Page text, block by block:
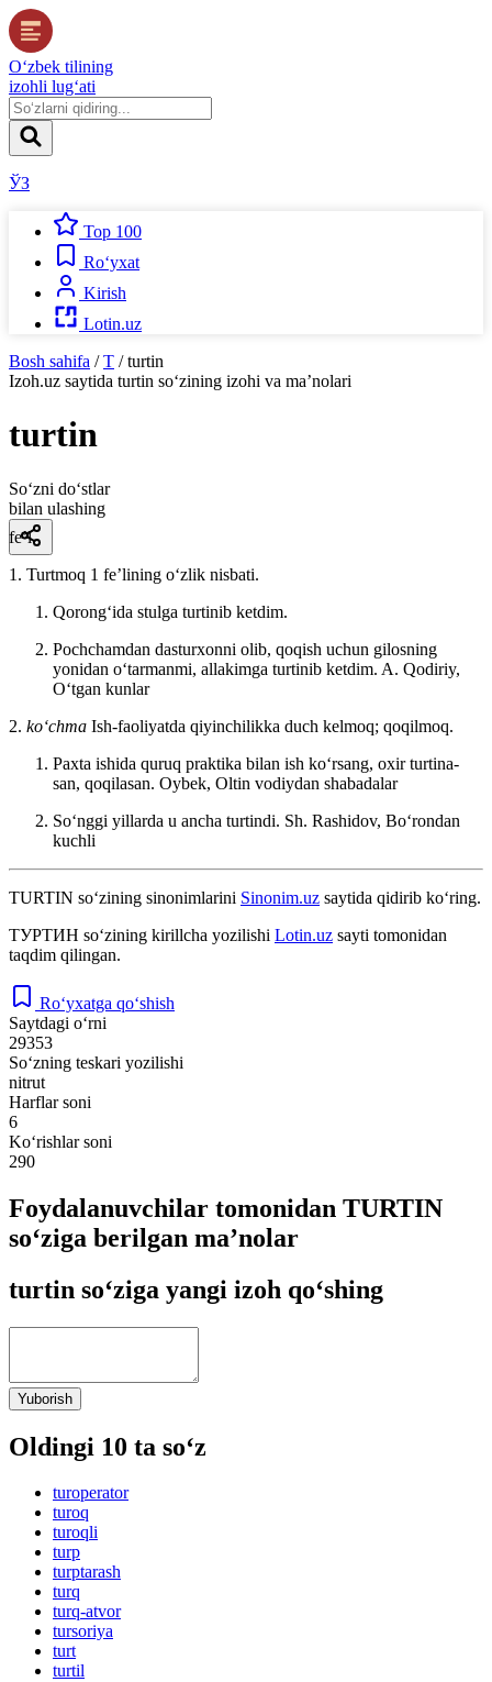
O‘zbek tilining
izohli lug‘ati
ЎЗ
Top 100
Ro‘yxat
Kirish
Lotin.uz
Bosh sahifa / T / turtin
Izoh.uz saytida turtin so‘zining izohi va ma’nolari
turtin
So‘zni do‘stlar
bilan ulashing
fe’l
1. Turtmoq 1 feʼlining oʻzlik nisbati.
Qorongʻida stulga turtinib ketdim.
Pochchamdan dasturxonni olib, qoqish uchun gilosning
yonidan oʻtarmanmi, allakimga turtinib ketdim. A. Qodiriy,
Oʻtgan kunlar
2. koʻchma Ish-faoliyatda qiyinchilikka duch kelmoq; qoqilmoq.
Paxta ishida quruq praktika bilan ish koʻrsang, oxir turtina-
san, qoqilasan. Oybek, Oltin vodiydan shabadalar
Soʻnggi yillarda u ancha turtindi. Sh. Rashidov, Boʻrondan
kuchli
TURTIN so‘zining sinonimlarini Sinonim.uz saytida qidirib ko‘ring.
ТУРТИН so‘zining kirillcha yozilishi Lotin.uz sayti tomonidan
taqdim qilingan.
Ro‘yxatga qo‘shish
Saytdagi o‘rni
29353
So‘zning teskari yozilishi
nitrut
Harflar soni
6
Ko‘rishlar soni
290
Foydalanuvchilar tomonidan TURTIN
so‘ziga berilgan ma’nolar
turtin so‘ziga yangi izoh qo‘shing
Yuborish
Oldingi 10 ta so‘z
turoperator
turoq
turoqli
turp
turptarash
turq
turq-atvor
tursoriya
turt
turtil